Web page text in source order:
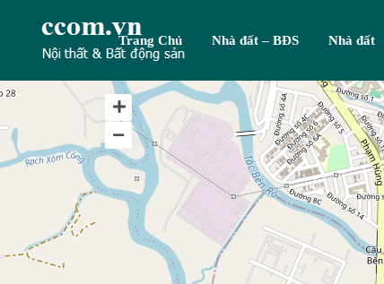
Trang Chủ Nhà đất – BĐS Nhà đất